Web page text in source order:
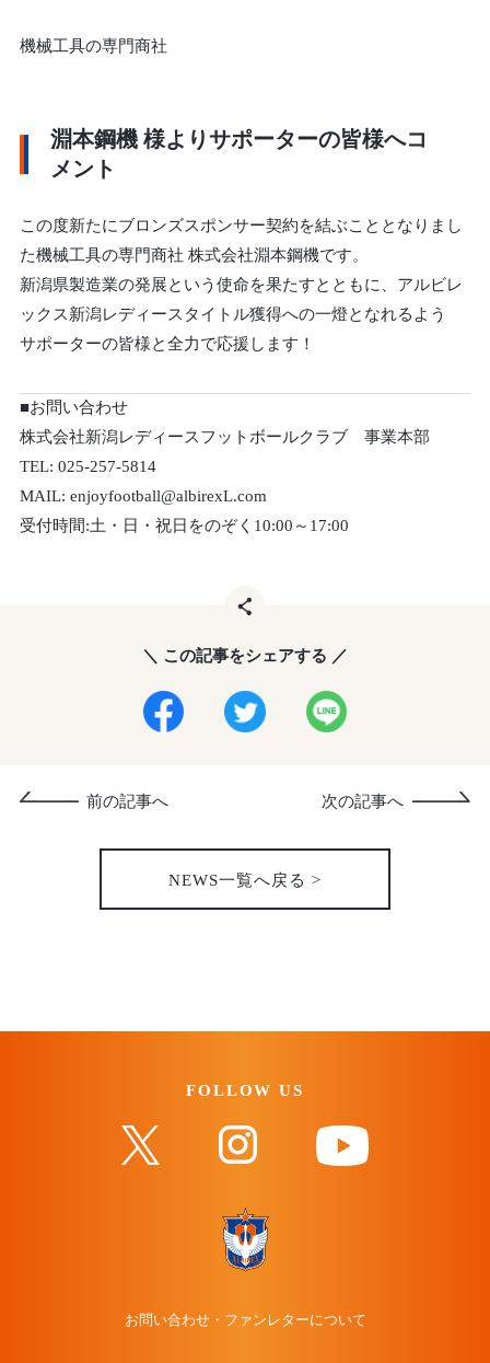
機械工具の専門商社
淵本鋼機 様よりサポーターの皆様へコ
メント
この度新たにブロンズスポンサー契約を結ぶこととなりまし
た機械工具の専門商社 株式会社淵本鋼機です。
新潟県製造業の発展という使命を果たすとともに、アルビレ
ックス新潟レディースタイトル獲得への一燈となれるよう
サポーターの皆様と全力で応援します！
■お問い合わせ
株式会社新潟レディースフットボールクラブ 事業本部
TEL: 025-257-5814
MAIL: enjoyfootball@albirexL.com
受付時間:土・日・祝日をのぞく10:00～17:00
＼ この記事をシェアする ／
NEWS一覧へ戻る >
前の記事へ 次の記事へ
FOLLOW US
お問い合わせ・ファンレターについて